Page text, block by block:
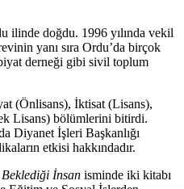
ilinde doğdu. 1996 yılında vekil
yanı sıra Ordu’da birçok
derneği gibi sivil toplum
(Önlisans), İktisat (Lisans),
Lisans) bölümlerini bitirdi.
Diyanet İşleri Başkanlığı
etkisi hakkındadır.
İnsan isminde iki kitabı